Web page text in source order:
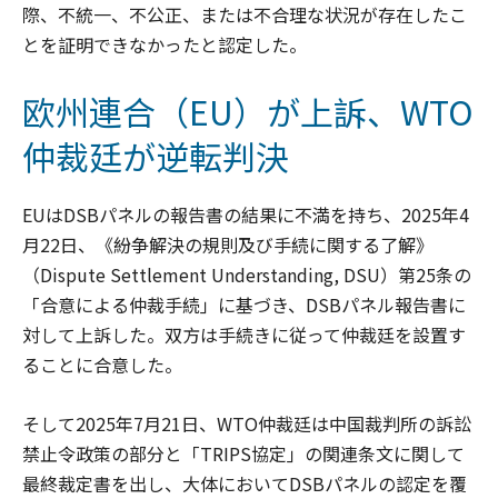
際、不統一、不公正、または不合理な状況が存在したこ
とを証明できなかったと認定した。
欧州連合（EU）が上訴、WTO
仲裁廷が逆転判決
EUはDSBパネルの報告書の結果に不満を持ち、2025年4
月22日、《紛争解決の規則及び手続に関する了解》
（Dispute Settlement Understanding, DSU）第25条の
「合意による仲裁手続」に基づき、DSBパネル報告書に
対して上訴した。双方は手続きに従って仲裁廷を設置す
ることに合意した。
そして2025年7月21日、WTO仲裁廷は中国裁判所の訴訟
禁止令政策の部分と「TRIPS協定」の関連条文に関して
最終裁定書を出し、大体においてDSBパネルの認定を覆